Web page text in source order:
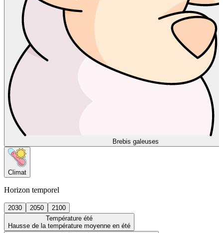
Brebis galeuses
Climat
Horizon temporel
2030 2050
2100
Température été
Hausse de la température moyenne en été